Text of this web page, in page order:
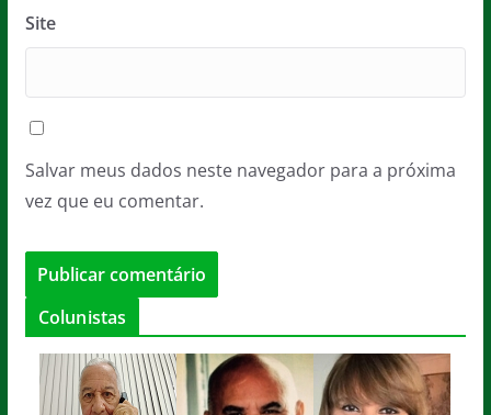
Site
Salvar meus dados neste navegador para a próxima
vez que eu comentar.
Colunistas